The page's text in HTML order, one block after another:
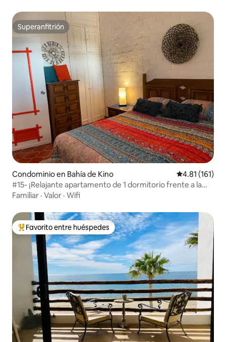
Superanfitrión
Superanfitrión
Condominio en Bahía de Kino Calificación
4.81 (161)
#15- ¡Relajante apartamento de 1 dormitorio frente a la
playa!
Familiar · Valor · Wifi
De los mejores en Favorito entre huéspedes
Favorito entre huéspedes